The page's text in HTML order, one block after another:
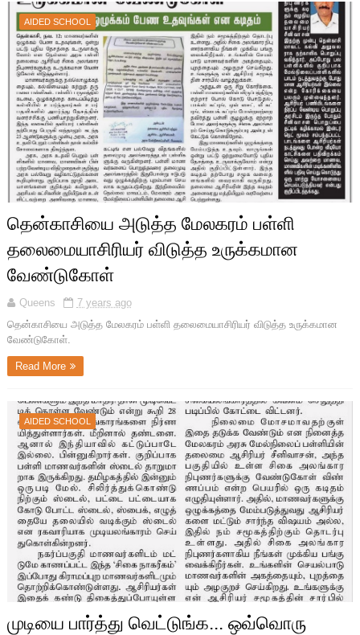
AIDED SCHOOL
தென்காசியை அடுத்த மேலகரம் பள்ளி
தலைமையாசிரியர் விடுத்த உருக்கமான
வேண்டுகோள்
Queens
7 years ago
தென்காசியை அடுத்த மேலகரம் பள்ளி தலைமையாசிரியர் விடுத்த உருக்கமான
வேண்டுகோள்.
Read More
AIDED SCHOOL
முடியை பார்த்து வெட்டுங்க... ஒவ்வொரு